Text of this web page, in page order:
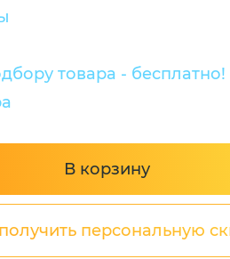
товара - бесплатно!
В корзину
персональную